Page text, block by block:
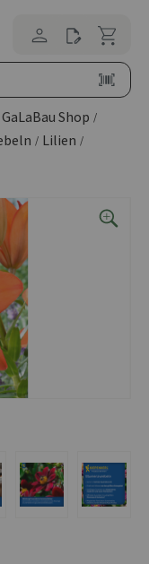
Shop /
/ Lilien /